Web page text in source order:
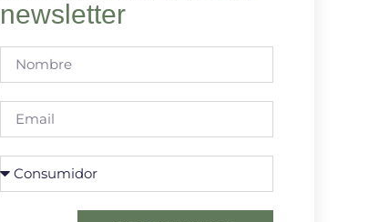
newsletter